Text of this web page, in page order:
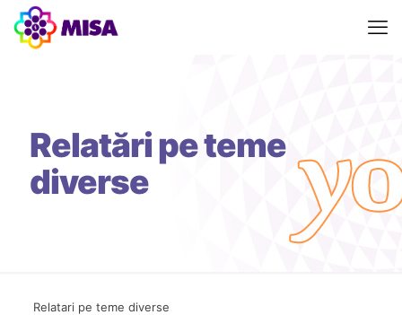
Relatări pe teme
diverse
Relatari pe teme diverse